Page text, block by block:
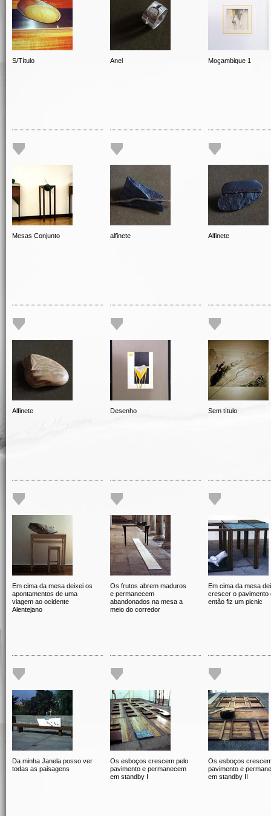
S/Título Anel Moçambique 1
Mesas Conjunto alfinete Alfinete
Alfinete Desenho Sem título
Em cima da mesa deixei os
apontamentos de uma
viagem ao ocidente
Alentejano
Os frutos abrem maduros
e permanecem
abandonados na mesa a
meio do corredor
Em cima da mesa
crescer o pavimento
então fiz um picnic
Da minha Janela posso ver
todas as paisagens
Os esboços crescem pelo
pavimento e permanecem
em standby I
Os esboços
pavimento e
em standby II